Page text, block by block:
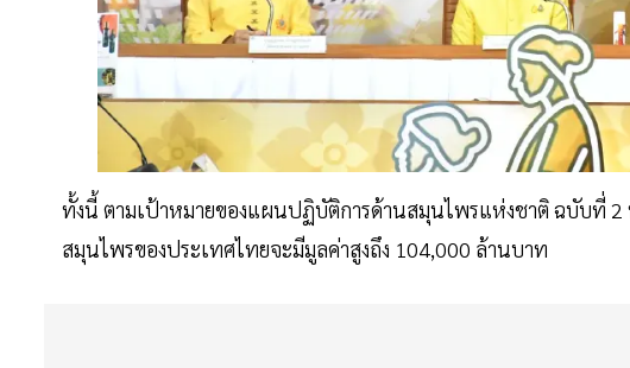
ทั้งนี้ ตามเป้าหมายของแผนปฏิบัติการด้านสมุนไพรแห่งชาติ ฉบับที่
สมุนไพรของประเทศไทยจะมีมูลค่าสูงถึง 104,000 ล้านบาท